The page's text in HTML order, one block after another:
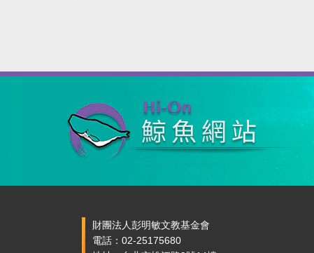
財團法人彭明敏文教基金會
電話：02-25175680